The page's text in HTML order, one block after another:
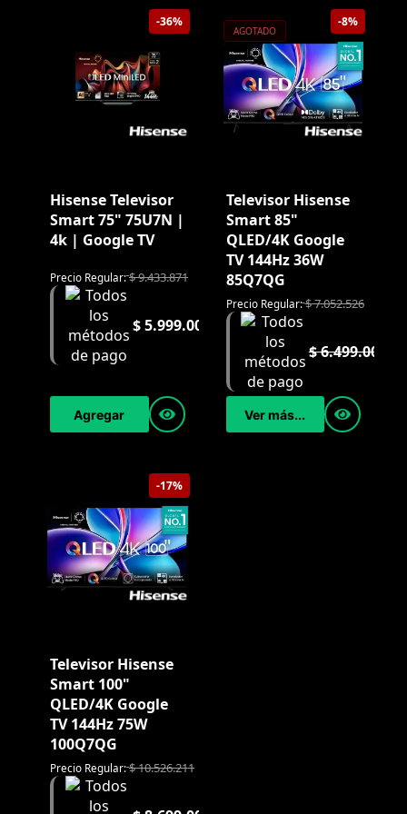
-36%
Hisense Televisor
Smart 75" 75U7N |
4k | Google TV
Precio Regular:$9.433.871
$5.999.000
Agregar
-8%
AGOTADO
Televisor Hisense
Smart 85"
QLED/4K Google
TV 144Hz 36W
85Q7QG
Precio Regular:$7.052.526
$6.499.000
Ver más...
-17%
Televisor Hisense
Smart 100"
QLED/4K Google
TV 144Hz 75W
100Q7QG
Precio Regular:$10.526.211